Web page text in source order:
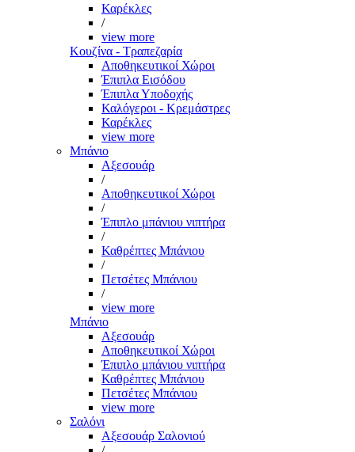
Καρέκλες
/
view more
Κουζίνα - Τραπεζαρία
Αποθηκευτικοί Χώροι
Έπιπλα Εισόδου
Έπιπλα Υποδοχής
Καλόγεροι - Κρεμάστρες
Καρέκλες
view more
Μπάνιο
Αξεσουάρ
/
Αποθηκευτικοί Χώροι
/
Έπιπλο μπάνιου νιπτήρα
/
Καθρέπτες Μπάνιου
/
Πετσέτες Μπάνιου
/
view more
Μπάνιο
Αξεσουάρ
Αποθηκευτικοί Χώροι
Έπιπλο μπάνιου νιπτήρα
Καθρέπτες Μπάνιου
Πετσέτες Μπάνιου
view more
Σαλόνι
Αξεσουάρ Σαλονιού